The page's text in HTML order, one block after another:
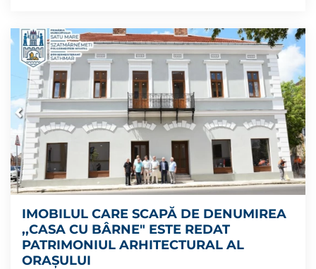
IMOBILUL CARE SCAPĂ DE DENUMIREA
,,CASA CU BÂRNE" ESTE REDAT
PATRIMONIUL ARHITECTURAL AL
ORAȘULUI